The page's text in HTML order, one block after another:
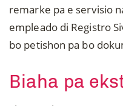
remarke pa e servisio
empleado di Registro
bo petishon pa bo
Biaha pa